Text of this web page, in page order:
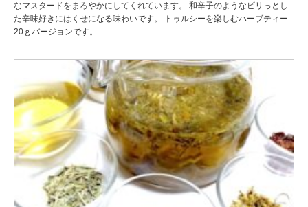
なマスタードをまろやかにしてくれています。 和辛子のようなピリっとし
た辛味好きにはくせになる味わいです。 トゥルシーを楽しむハーブティー
20ｇバージョンです。